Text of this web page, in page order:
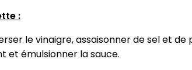
:
le vinaigre, assaisonner de sel et de
et émulsionner la sauce.